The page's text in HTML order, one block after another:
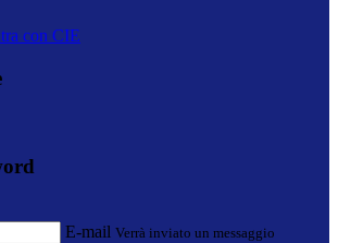
con CIE
E-mail Verrà inviato un messaggio